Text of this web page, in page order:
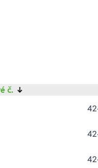
č. ↓